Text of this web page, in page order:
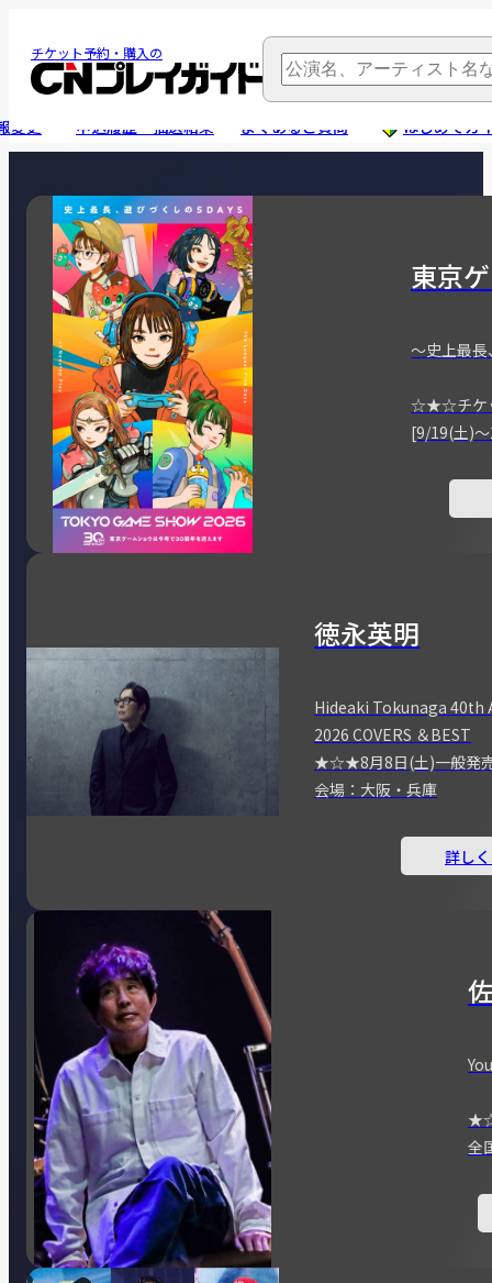
チケット予約・購入の
変更 申込履歴・抽選結果 よくあるご質問 はじめてガ
東京
～史上最長
☆★☆チケ
[9/19(土)
徳永英明
Hideaki Tokunaga 40th
2026 COVERS ＆BEST
★☆★8月8日(土)一般
会場：大阪・兵庫
詳し
全